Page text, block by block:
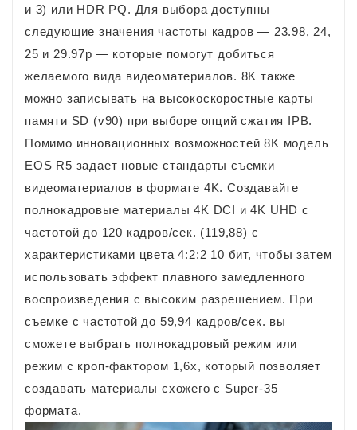
и 3) или HDR PQ. Для выбора доступны
следующие значения частоты кадров — 23.98, 24,
25 и 29.97p — которые помогут добиться
желаемого вида видеоматериалов. 8K также
можно записывать на высокоскоростные карты
памяти SD (v90) при выборе опций сжатия IPB.
Помимо инновационных возможностей 8K модель
EOS R5 задает новые стандарты съемки
видеоматериалов в формате 4K. Создавайте
полнокадровые материалы 4K DCI и 4K UHD с
частотой до 120 кадров/сек. (119,88) с
характеристиками цвета 4:2:2 10 бит, чтобы затем
использовать эффект плавного замедленного
воспроизведения с высоким разрешением. При
съемке с частотой до 59,94 кадров/сек. вы
сможете выбрать полнокадровый режим или
режим с кроп-фактором 1,6x, который позволяет
создавать материалы схожего с Super-35
формата.